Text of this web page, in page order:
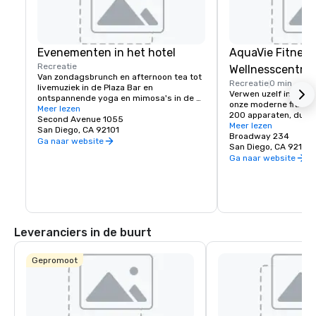
Evenementen in het hotel
Recreatie
Van zondagsbrunch en afternoon tea tot
livemuziek in de Plaza Bar en
ontspannende yoga en mimosa's in de
buitenlucht, wij nodigen u uit om te
ontspannen, nieuwe energie op te doen
en te ontsnappen in de geliefde
omgeving van ons elegante pand. Ons
Meer lezen
Second Avenue 1055
San Diego, CA 92101
Ga naar website
AquaVie
Recreatie0 min
Verwen uzelf in onze
onze moderne
200 apparaten, duik
bubbelbad op het
buitenatletiekbaan
van onze boeiende
keuze is aan jou.
innerlijke atleet
Meer lezen
Broadway 234
San Diego, CA 92101
Ga naar website
Leveranciers in de buurt
Gepromoot